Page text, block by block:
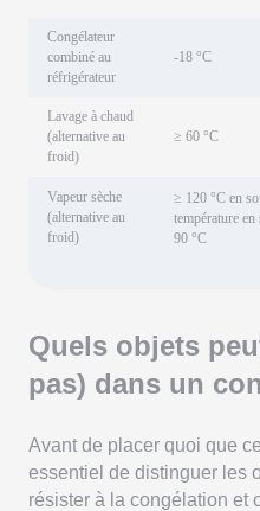
Congélateur
combiné au
réfrigérateur
-18 °C
Lavage à chaud
(alternative au
froid)
≥ 60 °C
Vapeur sèche
(alternative au
froid)
≥ 120 °C en
température
90 °C
Quels objets
pas) dans un
Avant de placer quoi que
essentiel de distinguer les
résister à la congélation et